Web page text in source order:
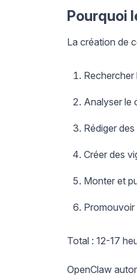
Pourquoi
La création de
Analyser le
Rédiger
Créer des
Monter et
Promouvoir
Total : 12-17
OpenClaw